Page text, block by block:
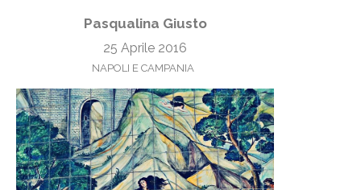
Pasqualina Giusto
25 Aprile 2016
NAPOLI E CAMPANIA